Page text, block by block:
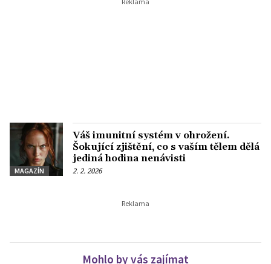
MAGAZÍN
Váš imunitní systém v ohrožení.
Šokující zjištění, co s vaším tělem dělá
jediná hodina nenávisti
2. 2. 2026
Mohlo by vás zajímat